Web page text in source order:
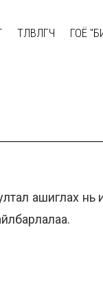
ТӨЛӨВЛӨГЧ ГОЁ
ашиглах нь